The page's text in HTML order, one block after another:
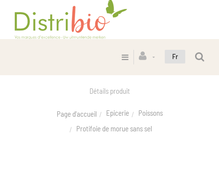
Fr
Détails produit
Page d'accueil Epicerie
Poissons
Protifoie de morue sans sel